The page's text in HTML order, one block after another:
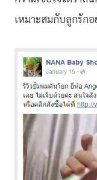
เหมาะสมกับลูกรัก